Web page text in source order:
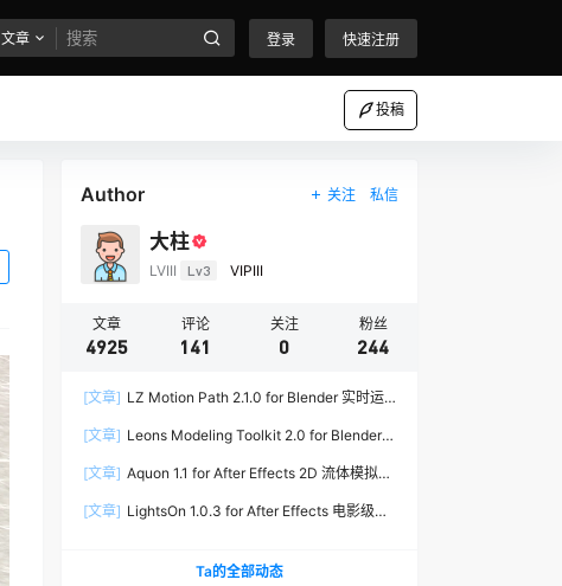
文章 登录 快速注册
投稿
Author 关注 私信
大柱
LVIII Lv3 VIPIII
文章
4925
评论
141
关注
0
粉丝
244
[文章] LZ Motion Path 2.1.0 for Blender 实时运
[文章] Leons Modeling Toolkit 2.0 for Blender
[文章] Aquon 1.1 for After Effects 2D 流体模拟插
[文章] LightsOn 1.0.3 for After Effects 电影级镜
Ta的全部动态